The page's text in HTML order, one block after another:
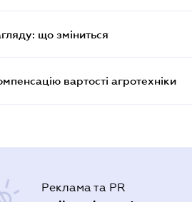
що зміниться
вартості агротехніки
Реклама та PR